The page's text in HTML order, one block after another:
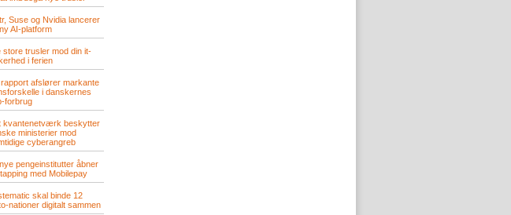
Suse og Nvidia lancerer
AI-platform
store trusler mod din it-
i ferien
afslører markante
i danskernes
forbrug
kvantenetværk beskytter
ministerier mod
cyberangreb
pengeinstitutter åbner
med Mobilepay
skal binde 12
nationer digitalt sammen